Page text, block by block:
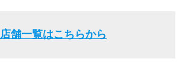
店舗一覧はこちらから